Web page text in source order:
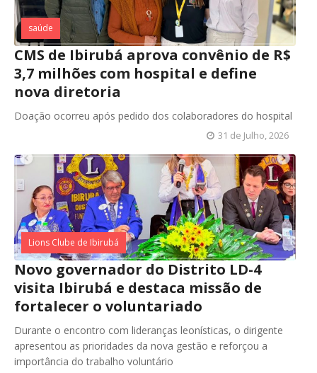
saúde
CMS de Ibirubá aprova convênio de R$
3,7 milhões com hospital e define
nova diretoria
Doação ocorreu após pedido dos colaboradores do hospital
31 de Julho, 2026
Lions Clube de Ibirubá
Novo governador do Distrito LD-4
visita Ibirubá e destaca missão de
fortalecer o voluntariado
Durante o encontro com lideranças leonísticas, o dirigente
apresentou as prioridades da nova gestão e reforçou a
importância do trabalho voluntário